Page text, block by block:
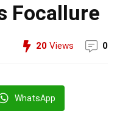
Focallure
20 Views 0
WhatsApp